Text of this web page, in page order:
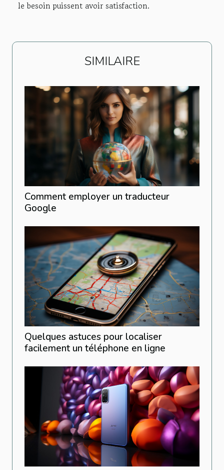
le besoin puissent avoir satisfaction.
SIMILAIRE
Comment employer un traducteur
Google
Quelques astuces pour localiser
facilement un téléphone en ligne